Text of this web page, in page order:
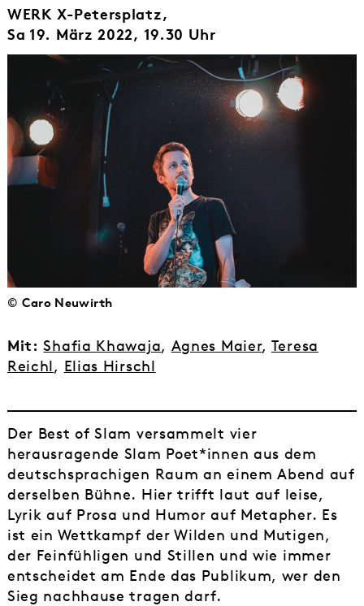
WERK X-Petersplatz,
Sa 19. März 2022, 19.30 Uhr
© Caro Neuwirth
Mit: Shafia Khawaja, Agnes Maier, Teresa
Reichl, Elias Hirschl
Der Best of Slam versammelt vier
herausragende Slam Poet*innen aus dem
deutschsprachigen Raum an einem Abend auf
derselben Bühne. Hier trifft laut auf leise,
Lyrik auf Prosa und Humor auf Metapher. Es
ist ein Wettkampf der Wilden und Mutigen,
der Feinfühligen und Stillen und wie immer
entscheidet am Ende das Publikum, wer den
Sieg nachhause tragen darf.